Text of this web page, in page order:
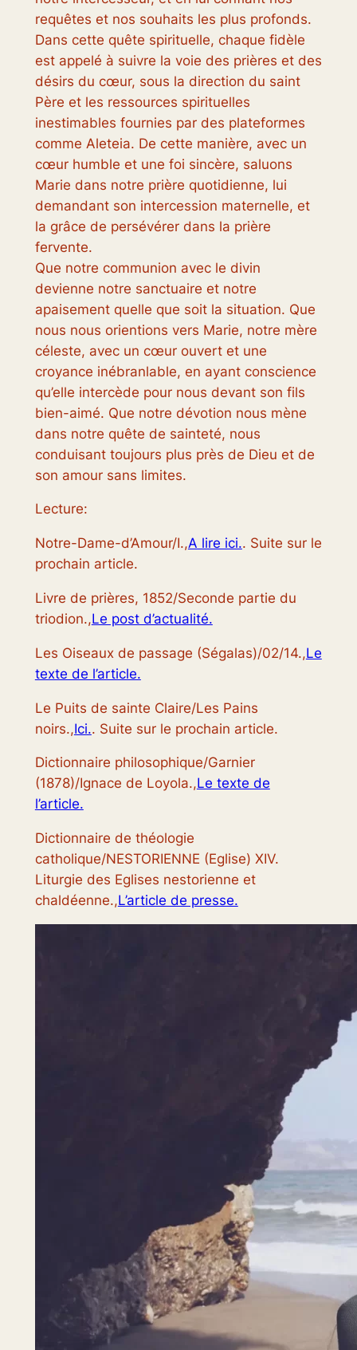
requêtes et nos souhaits les plus profonds.
Dans cette quête spirituelle, chaque fidèle
est appelé à suivre la voie des prières et des
désirs du cœur, sous la direction du saint
Père et les ressources spirituelles
inestimables fournies par des plateformes
comme Aleteia. De cette manière, avec un
cœur humble et une foi sincère, saluons
Marie dans notre prière quotidienne, lui
demandant son intercession maternelle, et
la grâce de persévérer dans la prière
fervente.
Que notre communion avec le divin
devienne notre sanctuaire et notre
apaisement quelle que soit la situation. Que
nous nous orientions vers Marie, notre mère
céleste, avec un cœur ouvert et une
croyance inébranlable, en ayant conscience
qu’elle intercède pour nous devant son fils
bien-aimé. Que notre dévotion nous mène
dans notre quête de sainteté, nous
conduisant toujours plus près de Dieu et de
son amour sans limites.
Lecture:
Notre-Dame-d’Amour/I.,A lire ici.. Suite sur le
prochain article.
Livre de prières, 1852/Seconde partie du
triodion.,Le post d’actualité.
Les Oiseaux de passage (Ségalas)/02/14.,Le
texte de l’article.
Le Puits de sainte Claire/Les Pains
noirs.,Ici.. Suite sur le prochain article.
Dictionnaire philosophique/Garnier
(1878)/Ignace de Loyola.,Le texte de
l’article.
Dictionnaire de théologie
catholique/NESTORIENNE (Eglise) XIV.
Liturgie des Eglises nestorienne et
chaldéenne.,L’article de presse.